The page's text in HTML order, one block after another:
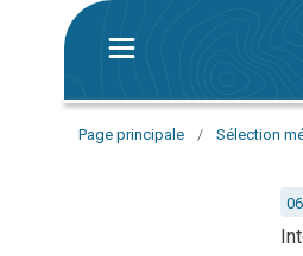
Page principale / Sélection